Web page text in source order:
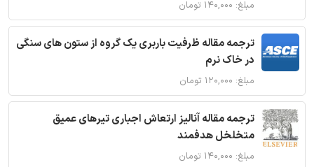
مبلغ: ۱۴۰,۰۰۰ تومان
ترجمه مقاله ظرفیت باربری یک گروه از ستون های سنگی
در خاک نرم
مبلغ: ۱۲۰,۰۰۰ تومان
ترجمه مقاله آنالیز ارتعاش اجباری تیرهای عمیق
متخلخل هدفمند
مبلغ: ۱۴۰,۰۰۰ تومان